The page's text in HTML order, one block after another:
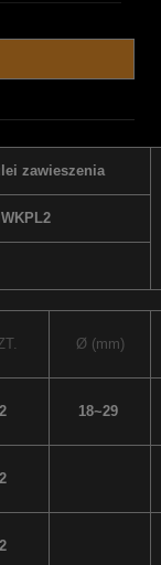
zawieszenia
Ø (mm)
2 18~29
2
2